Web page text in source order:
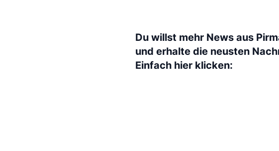
Du willst mehr News aus
und erhalte die neusten
Einfach hier klicken: